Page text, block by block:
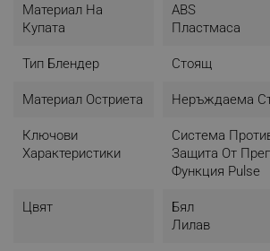
Материал На
Купата
ABS
Пластмаса
Тип Блендер Стоящ
Материал Остриета Неръждаема
Ключови
Характеристики
Cиcтeмa
Защита От
Функция Pulse
Цвят
Бял
Лилав